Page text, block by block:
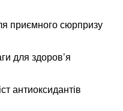
приємного сюрпризу
для здоров’я
антиоксидантів